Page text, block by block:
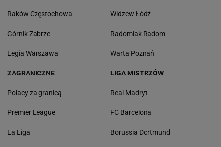
Raków Częstochowa
Górnik Zabrze
Legia Warszawa
Widzew Łódź
Radomiak Radom
Warta Poznań
ZAGRANICZNE
Polacy za granicą
Premier League
La Liga
LIGA MISTRZÓW
Real Madryt
FC Barcelona
Borussia Dortmund